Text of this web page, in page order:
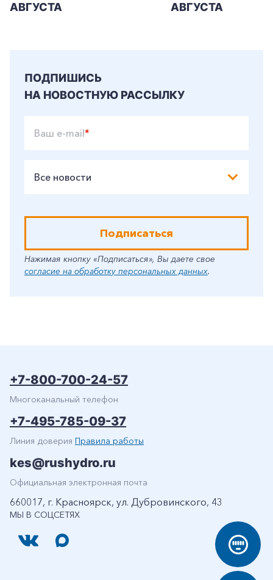
Заказать обратный звонок
АВГУСТА
АВГУСТА
ПОДПИШИСЬ
НА НОВОСТНУЮ РАССЫЛКУ
Ваш e-mail*
Все новости
Подписаться
Нажимая кнопку «Подписаться», Вы даете свое
согласие на обработку персональных данных.
МЫ В СОЦСЕТЯХ
+7-800-700-24-57
Многоканальный телефон
+7-495-785-09-37
Линия доверия Правила работы
kes@rushydro.ru
Официальная электронная почта
660017, г. Красноярск, ул. Дубровинского, 43